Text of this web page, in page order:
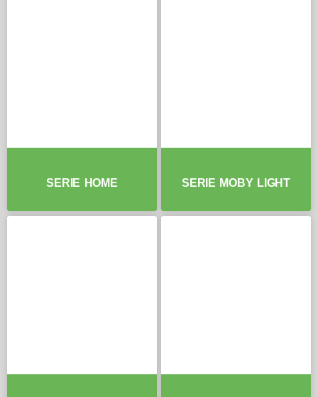
SERIE HOME SERIE MOBY LIGHT